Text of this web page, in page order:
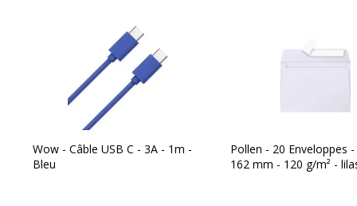
Wow - Câble USB C - 3A - 1m -
Bleu
Pollen - 20 Enveloppes
162 mm - 120 g/m² -